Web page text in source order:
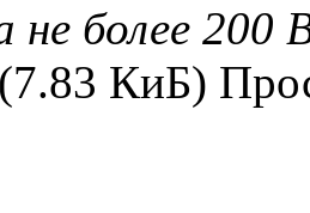
не более 200
КиБ)